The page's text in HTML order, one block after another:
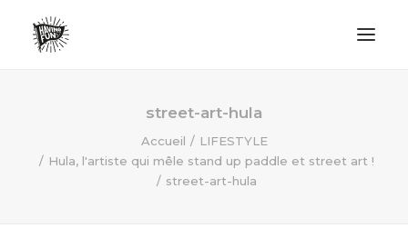
ECO FRIENDLY
street-art-hula
Accueil
LIFESTYLE
Hula, l'artiste qui mêle stand up paddle et street art !
street-art-hula